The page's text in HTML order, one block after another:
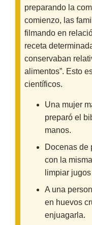
preparando la
comienzo, las
filmando en
receta
conservaban
alimentos”. Esto
científicos.
Una mujer
preparó el
manos.
Docenas de
con la
limpiar
A una
en huevos
enjuagarla.